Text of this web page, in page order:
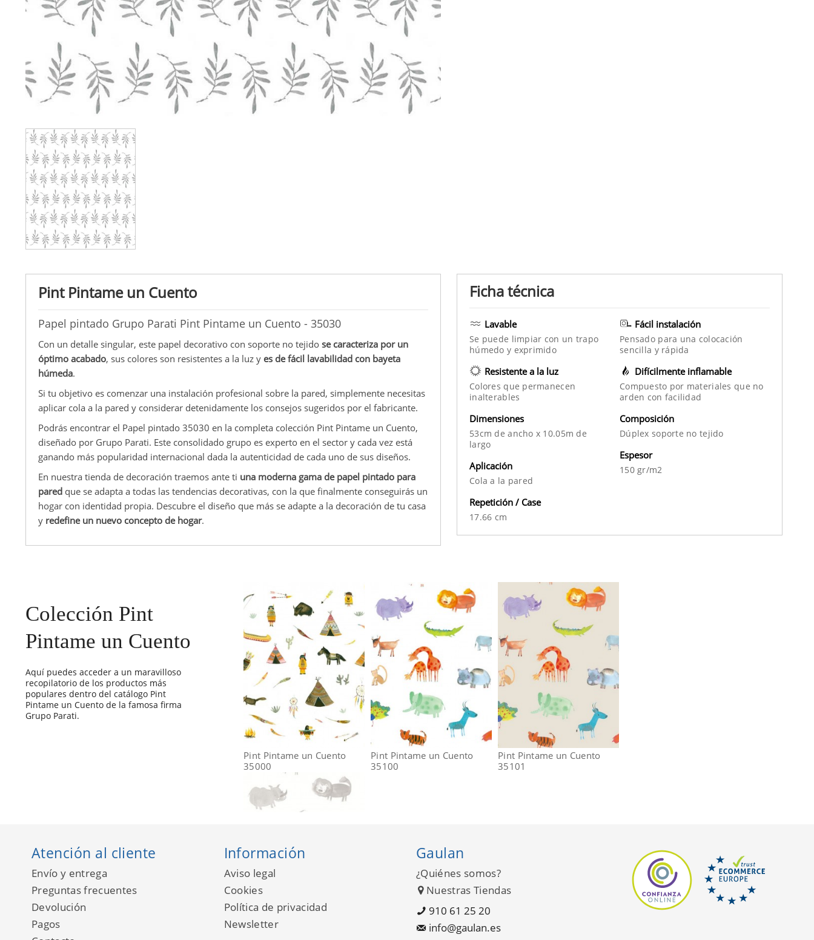
Pint Pintame un Cuento
Papel pintado Grupo Parati Pint Pintame un Cuento - 35030
Con un detalle singular, este papel decorativo con soporte no tejido se caracteriza por un
óptimo acabado, sus colores son resistentes a la luz y es de fácil lavabilidad con bayeta
húmeda.
Si tu objetivo es comenzar una instalación profesional sobre la pared, simplemente necesitas
aplicar cola a la pared y considerar detenidamente los consejos sugeridos por el fabricante.
Podrás encontrar el Papel pintado 35030 en la completa colección Pint Pintame un Cuento,
diseñado por Grupo Parati. Este consolidado grupo es experto en el sector y cada vez está
ganando más popularidad internacional dada la autenticidad de cada uno de sus diseños.
En nuestra tienda de decoración traemos ante ti una moderna gama de papel pintado para
pared que se adapta a todas las tendencias decorativas, con la que finalmente conseguirás un
hogar con identidad propia. Descubre el diseño que más se adapte a la decoración de tu casa
y redefine un nuevo concepto de hogar.
Ficha técnica
Lavable
Se puede limpiar con un trapo
húmedo y exprimido
Resistente a la luz
Colores que permanecen
inalterables
Fácil instalación
Pensado para una colocación
sencilla y rápida
Difícilmente inflamable
Compuesto por materiales que no
arden con facilidad
Dimensiones
53cm de ancho x 10.05m de
largo
Aplicación
Cola a la pared
Repetición / Case
17.66 cm
Composición
Dúplex soporte no tejido
Espesor
150 gr/m2
Colección Pint
Pintame un Cuento
Aquí puedes acceder a un maravilloso
recopilatorio de los productos más
populares dentro del catálogo Pint
Pintame un Cuento de la famosa firma
Grupo Parati.
Pint Pintame un Cuento
35000
Pint Pintame un Cuento
35100
Pint Pintame un Cuento
35101
Atención al cliente
Envío y entrega
Preguntas frecuentes
Devolución
Pagos
Información
Aviso legal
Cookies
Política de privacidad
Newsletter
Gaulan
¿Quiénes somos?
Nuestras Tiendas
910 61 25 20
info@gaulan.es